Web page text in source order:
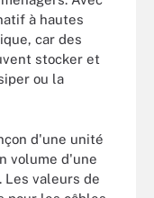
à hautes
car des
stocker et
ou la
d'une unité
volume d'une
valeurs de